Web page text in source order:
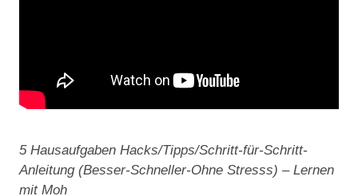
5 Hausaufgaben Hacks/Tipps/Schritt-für-Schritt-
Anleitung (Besser-Schneller-Ohne Stresss) – Lernen
mit Moh